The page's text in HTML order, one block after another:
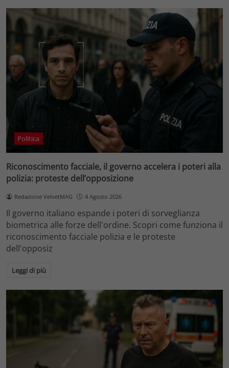
Politica
Riconoscimento facciale, il governo accelera i poteri alla
polizia: proteste dell’opposizione
Redazione VelvetMAG 4 Agosto 2026
Il governo italiano espande i poteri di sorveglianza
biometrica alle forze dell'ordine. Scopri come funziona il
riconoscimento facciale polizia e le proteste
dell'opposiz
Leggi di più